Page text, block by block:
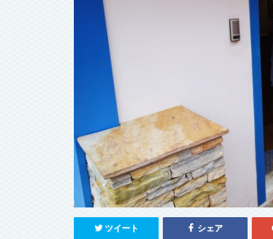
ツイート シェア